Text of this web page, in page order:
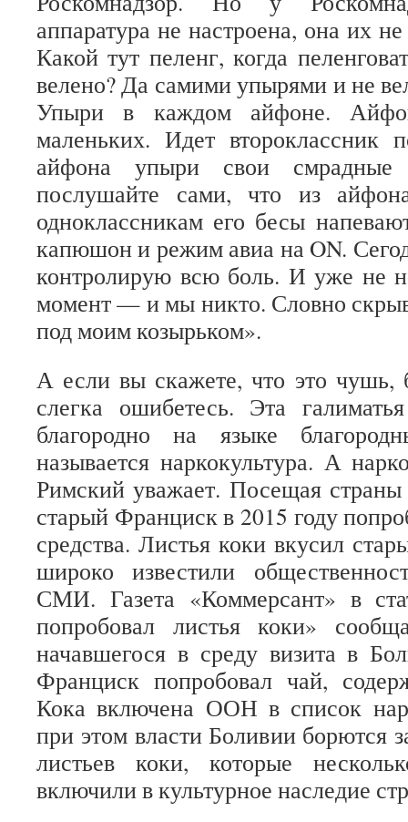
аппаратура не настроена, она их
Какой тут пеленг, когда
велено? Да самими упырями и не
Упыри в каждом айфоне.
маленьких. Идет второклассник
айфона упыри свои
послушайте сами, что из
одноклассникам его бесы
капюшон и режим авиа на ON.
контролирую всю боль. И уже не
момент — и мы никто. Словно
под моим козырьком».
А если вы скажете, что это чушь,
слегка ошибетесь. Эта
благородно на языке
называется наркокультура. А
Римский уважает. Посещая
старый Франциск в 2015 году
средства. Листья коки вкусил
широко известили
СМИ. Газета «Коммерсант» в
попробовал листья коки»
начавшегося в среду визита в
Франциск попробовал чай,
Кока включена ООН в список
при этом власти Боливии борются
листьев коки, которые
включили в культурное наследие